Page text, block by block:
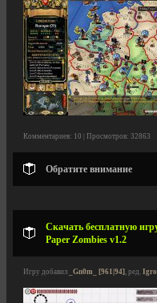
Комментариев: 10 | Просмотров: 32863
Обратите внимание
Скачать бесплатную
Paper Zombies v1.2
Игру добавил _Gn0m_ [961|94], ред.